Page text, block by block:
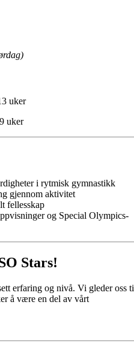
uker
uker
i rytmisk gymnastikk
gjennom aktivitet
fellesskap
og Special Olympics-
Stars!
erfaring og nivå. Vi gleder oss
å være en del av vårt